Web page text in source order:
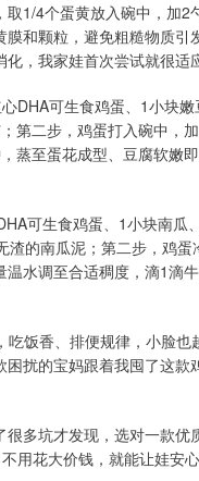
1/4个蛋黄放入碗中，加2
和颗粒，避免粗糙物质引
，我家娃首次尝试就很适
DHA可生食鸡蛋、1小块嫩
第二步，鸡蛋打入碗中，
蒸至蛋花成型、豆腐软嫩
可生食鸡蛋、1小块南瓜
的南瓜泥；第二步，鸡蛋
水调至合适稠度，滴1滴
饭香、排便规律，小脸也
扰的宝妈跟着我囤了这款
多坑才发现，选对一款优
用花大价钱，就能让娃安